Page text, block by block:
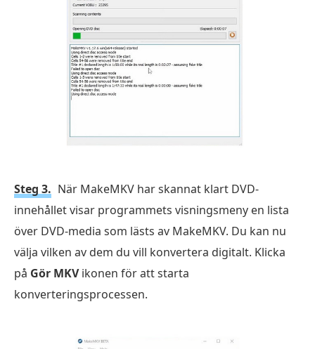
Steg 3. När MakeMKV har skannat klart DVD-
innehållet visar programmets visningsmeny en lista
över DVD-media som lästs av MakeMKV. Du kan nu
välja vilken av dem du vill konvertera digitalt. Klicka
på Gör MKVikonen för att starta
konverteringsprocessen.